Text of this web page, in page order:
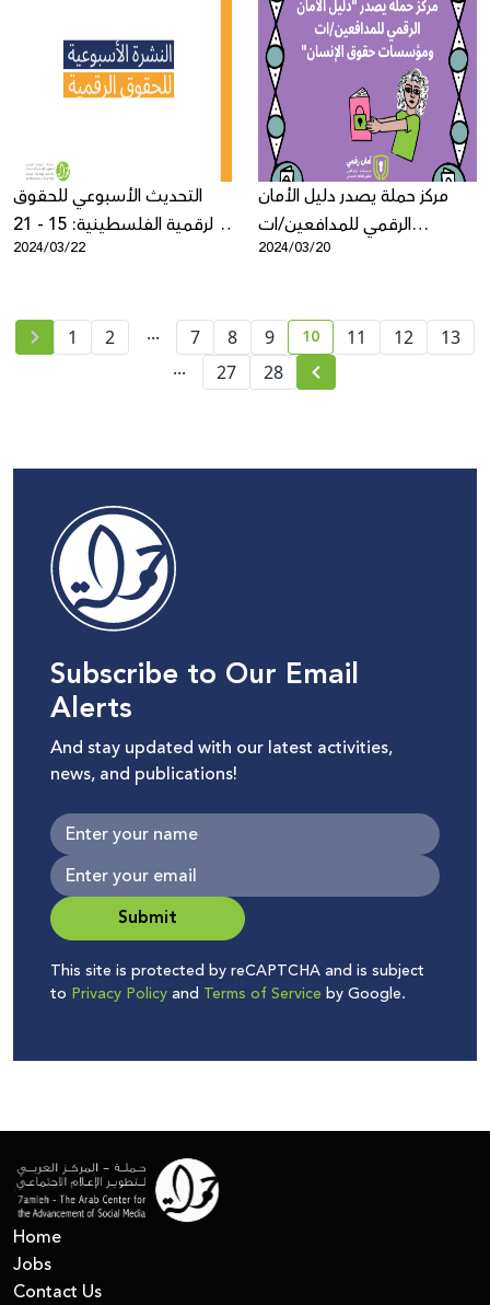
التحديث الأسبوعي للحقوق
الرقمية الفلسطينية: 15 - 21
آذار
2024/03/22
مركز حملة يصدر دليل الأمان
الرقمي للمدافعين/ات
ومؤسسات حقوق الإنسان
2024/03/20
1 2 ... 7 8 9 current page number
10 11 12
13
...
27 28
Subscribe to Our Email
Alerts
And stay updated with our latest activities,
news, and publications!
Submit
This site is protected by reCAPTCHA and is subject
to Privacy Policyand Terms of Service by Google.
Home
Jobs
Contact Us